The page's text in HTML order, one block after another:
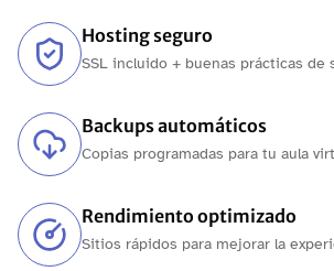
Hosting seguro
SSL incluido + buenas prácticas de
Backups automáticos
Copias programadas para tu aula
Rendimiento optimizado
Sitios rápidos para mejorar la